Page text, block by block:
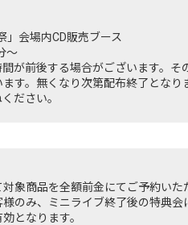
会場内CD販売ブース
～
が前後する場合がございます。そ
す。無くなり次第配布終了となり
ださい。
象商品を全額前金にてご予約いた
のみ、ミニライブ終了後の特典会
となります。